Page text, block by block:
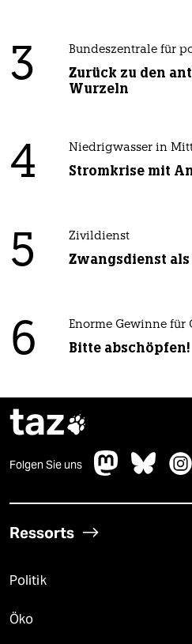
3 Bundeszentrale für
Zurück zu den
Wurzeln
4 Niedrigwasser in
Stromkrise mit
5 Zivildienst
Zwangsdienst
6 Enorme Gewinne für
Bitte abschöpfen!
taz
Folgen Sie uns
Ressorts
Politik
Öko